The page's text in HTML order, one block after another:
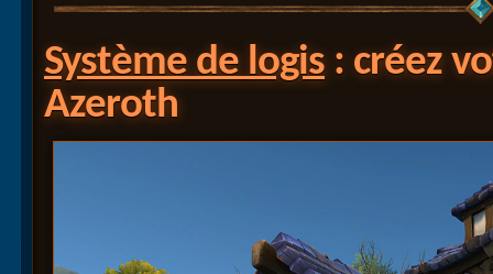
Système de logis: créez
Azeroth